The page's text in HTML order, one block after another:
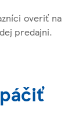
overiť na
predajni.